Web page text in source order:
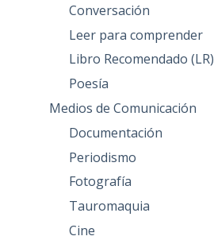
Conversación
Leer para comprender
Libro Recomendado (LR)
Poesía
Medios de Comunicación
Documentación
Periodismo
Fotografía
Tauromaquia
Cine